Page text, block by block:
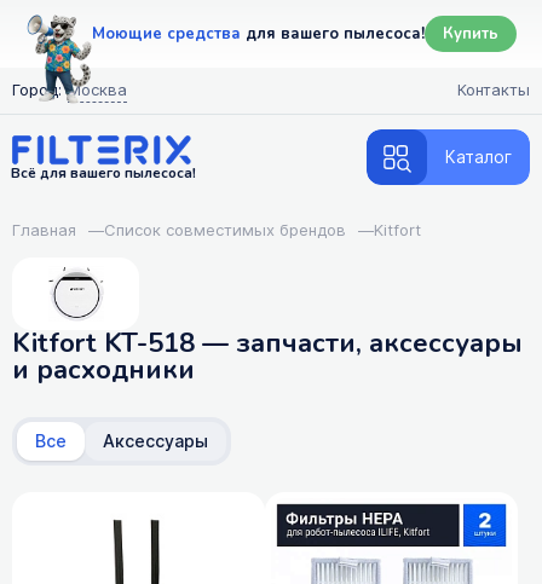
Моющие средства для вашего пылесоса! Купить
Город: Москва Контакты
Всё для вашего пылесоса!
Каталог
Главная —Список совместимых брендов —Kitfort
Kitfort KT-518 — запчасти, аксессуары
и расходники
Все Аксессуары